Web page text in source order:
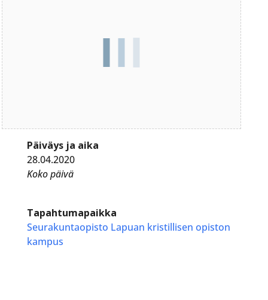
Päiväys ja aika
28.04.2020
Koko päivä
Tapahtumapaikka
Seurakuntaopisto Lapuan kristillisen opiston
kampus